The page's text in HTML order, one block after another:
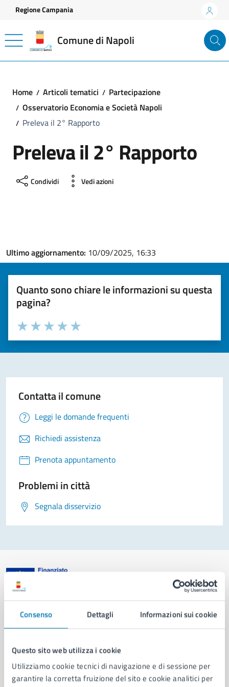
Consenso Dettagli Informazioni sui cookie
Questo sito web utilizza i cookie
Utilizziamo cookie tecnici di navigazione e di sessione per
garantire la corretta fruizione del sito e cookie analitici per
Vai ai contenuti
Vai al footer
Regione Campania
Comune di Napoli
Home Articoli tematici
Partecipazione
Osservatorio Economia e Società Napoli
Preleva il 2° Rapporto
Preleva il 2° Rapporto
Condividi Vedi azioni
Ultimo aggiornamento: 10/09/2025, 16:33
Quanto sono chiare le informazioni su questa
pagina?
Valuta la chiarezza delle informazioni (da 1 a 5 stelle)
Seleziona il numero di stelle per valutare la chiarezza delle
Valuta 5 stelle su 5
Valuta 4 stelle su 5
Valuta 3 stelle su 5
Valuta 2 stelle su 5
Valuta 1 stelle su 5
Contatta il comune
Leggi le domande frequenti
Richiedi assistenza
Prenota appuntamento
Problemi in città
Segnala disservizio
Aree amministrative
Organi di governo
Municipalità